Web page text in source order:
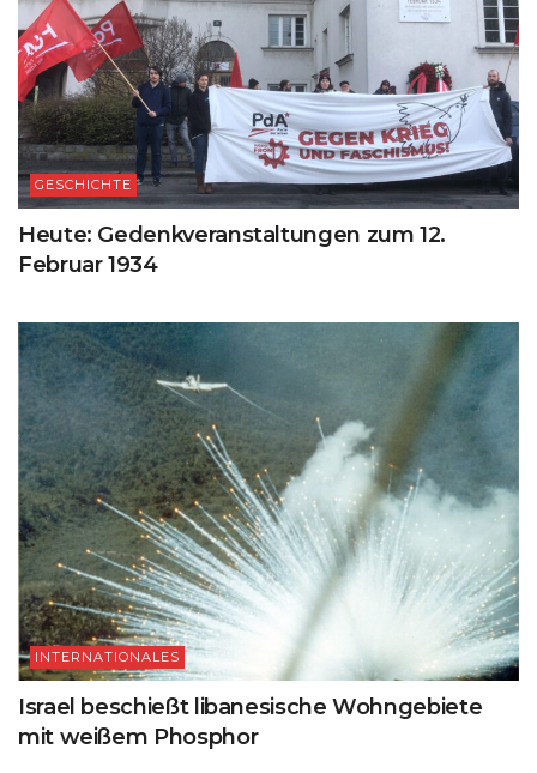
GESCHICHTE
Heute: Gedenkveranstaltungen zum 12.
Februar 1934
INTERNATIONALES
Israel beschießt libanesische Wohngebiete
mit weißem Phosphor